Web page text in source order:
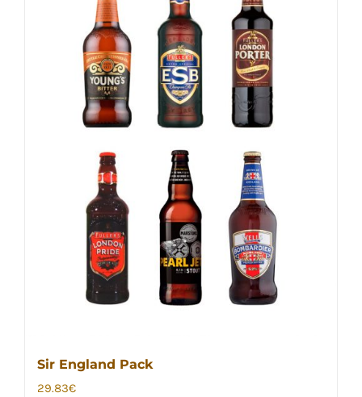
Sir England Pack
29.83€